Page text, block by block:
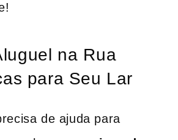
‌na⁤ Rua
para Seu Lar
de ajuda para